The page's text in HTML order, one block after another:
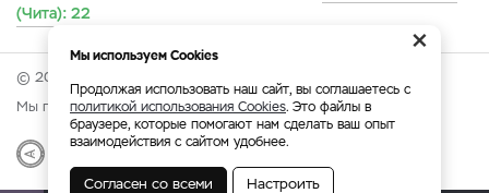
(Чита): 22
© 2026 Онлайн-ярмарка ВАСХНиЛ.
Мы принимаем:
Разработка Веб-аналитика
×
Мы используем Cookies
Продолжая использовать наш сайт, вы соглашаетесь с
политикой использования Cookies. Это файлы в
браузере, которые помогают нам сделать ваш опыт
взаимодействия с сайтом удобнее.
Согласен со всеми Настроить